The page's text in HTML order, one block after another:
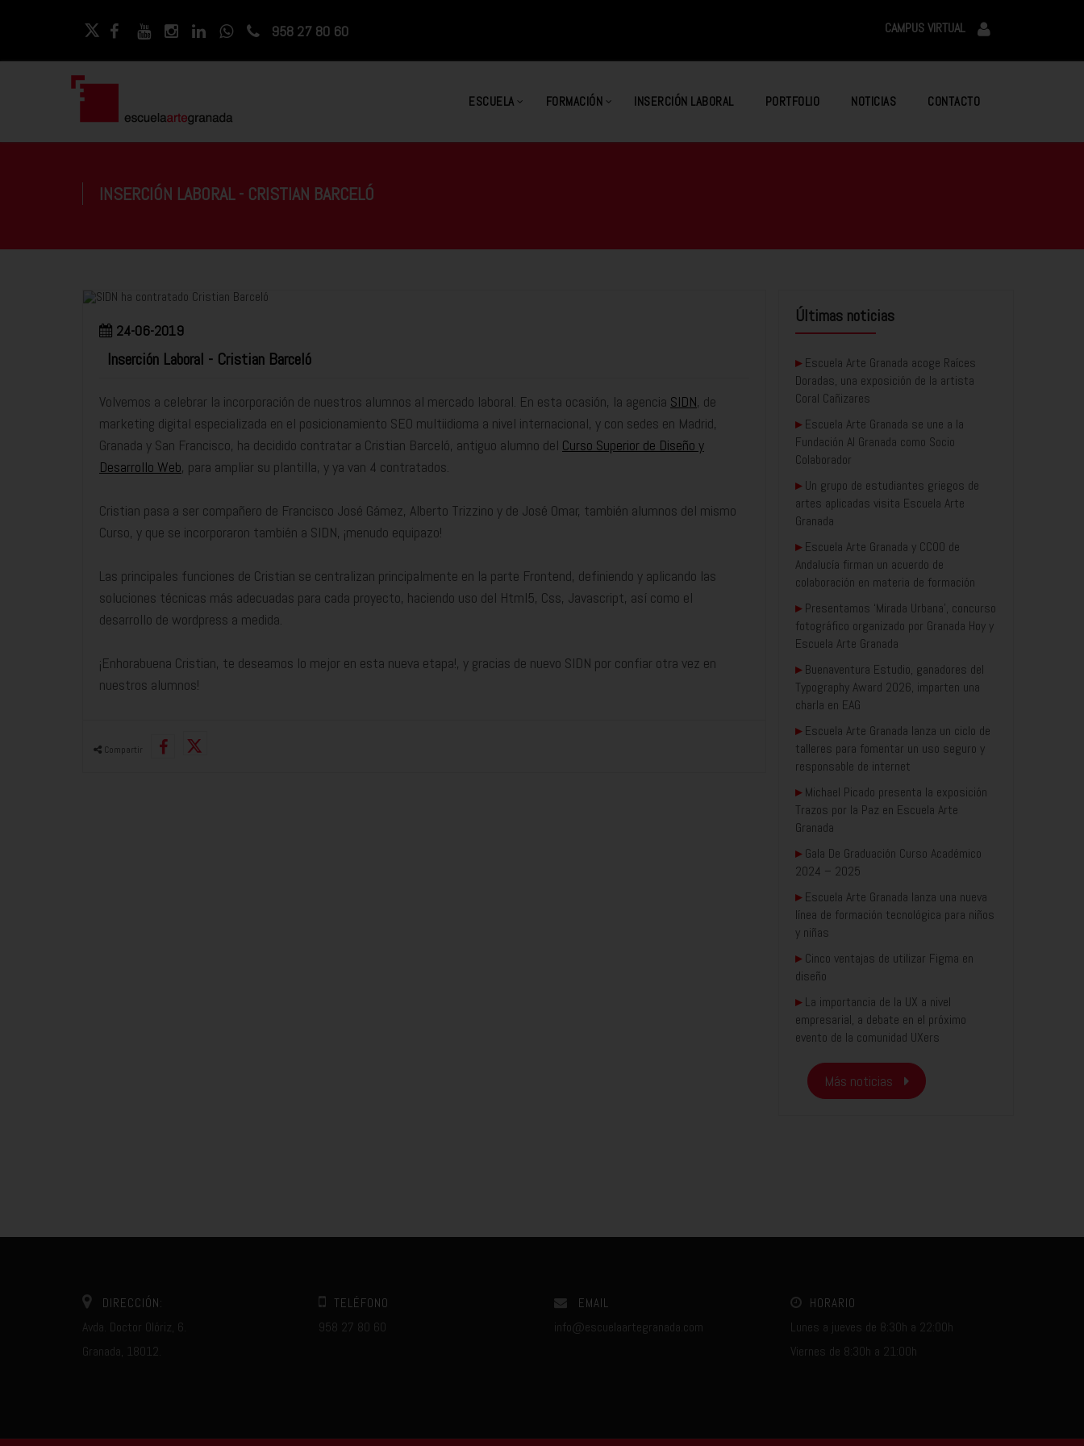
958 27 80 60 CAMPUS VIRTUAL
ESCUELA FORMACIÓN INSERCIÓN LABORAL PORTFOLIO NOTICIAS CONTACTO
INSERCIÓN LABORAL - CRISTIAN BARCELÓ
24-06-2019
Inserción Laboral - Cristian Barceló
Volvemos a celebrar la incorporación de nuestros alumnos al mercado laboral. En esta ocasión, la agencia SIDN, de
marketing digital especializada en el posicionamiento SEO multiidioma a nivel internacional, y con sedes en Madrid,
Granada y San Francisco, ha decidido contratar a Cristian Barceló, antiguo alumno del Curso Superior de Diseño y
Desarrollo Web, para ampliar su plantilla, y ya van 4 contratados.
Cristian pasa a ser compañero de Francisco José Gámez, Alberto Trizzino y de José Omar, también alumnos del mismo
Curso, y que se incorporaron también a SIDN, ¡menudo equipazo!
Las principales funciones de Cristian se centralizan principalmente en la parte Frontend, definiendo y aplicando las
soluciones técnicas más adecuadas para cada proyecto, haciendo uso del Html5, Css, Javascript, así como el
desarrollo de wordpress a medida.
¡Enhorabuena Cristian, te deseamos lo mejor en esta nueva etapa!, y gracias de nuevo SIDN por confiar otra vez en
nuestros alumnos!
Compartir
Últimas noticias
▸Escuela Arte Granada acoge Raíces
Doradas, una exposición de la artista
Coral Cañizares
▸Escuela Arte Granada se une a la
Fundación AI Granada como Socio
Colaborador
▸Un grupo de estudiantes griegos de
artes aplicadas visita Escuela Arte
Granada
▸Escuela Arte Granada y CCOO de
Andalucía firman un acuerdo de
colaboración en materia de formación
▸Presentamos ‘Mirada Urbana’, concurso
fotográfico organizado por Granada Hoy y
Escuela Arte Granada
▸Buenaventura Estudio, ganadores del
Typography Award 2026, imparten una
charla en EAG
▸Escuela Arte Granada lanza un ciclo de
talleres para fomentar un uso seguro y
responsable de internet
▸Michael Picado presenta la exposición
Trazos por la Paz en Escuela Arte
Granada
▸Gala De Graduación Curso Académico
2024 – 2025
▸Escuela Arte Granada lanza una nueva
línea de formación tecnológica para niños
y niñas
▸Cinco ventajas de utilizar Figma en
diseño
▸La importancia de la UX a nivel
empresarial, a debate en el próximo
evento de la comunidad UXers
Más noticias
DIRECCIÓN:
Avda. Doctor Olóriz, 6.
Granada, 18012.
TELÉFONO
958 27 80 60
EMAIL
info@escuelaartegranada.com
HORARIO
Lunes a jueves de 8:30h a 22:00h
Viernes de 8:30h a 21:00h